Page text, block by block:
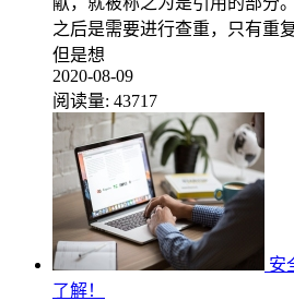
之后是需要进行查重，只有重
但是想
2020-08-09
阅读量: 43717
安
了解！